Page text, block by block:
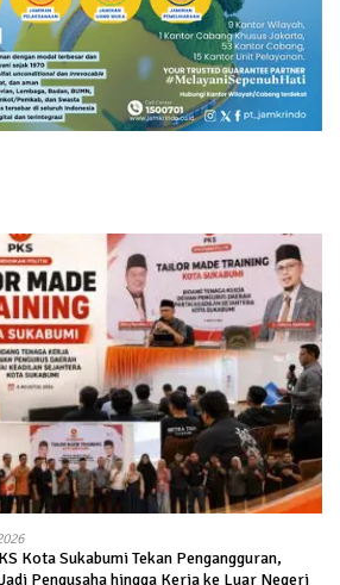
Kota Sukabumi Tekan Pengangguran,
Pengusaha hingga Kerja ke Luar Negeri